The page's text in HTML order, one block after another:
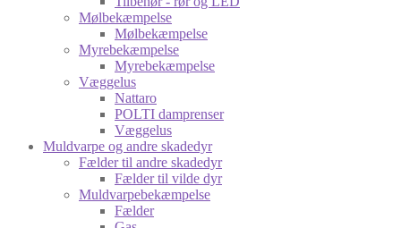
Mølbekæmpelse
Mølbekæmpelse
Myrebekæmpelse
Myrebekæmpelse
Væggelus
Nattaro
POLTI damprenser
Væggelus
Muldvarpe og andre skadedyr
Fælder til andre skadedyr
Fælder til vilde dyr
Muldvarpebekæmpelse
Fælder